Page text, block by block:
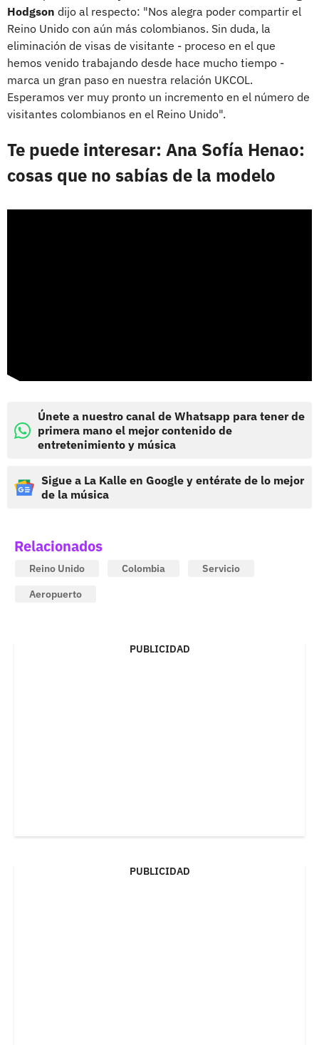
Hodgson dijo al respecto: "Nos alegra poder compartir el
Reino Unido con aún más colombianos. Sin duda, la
eliminación de visas de visitante - proceso en el que
hemos venido trabajando desde hace mucho tiempo -
marca un gran paso en nuestra relación UKCOL.
Esperamos ver muy pronto un incremento en el número de
visitantes colombianos en el Reino Unido".
Te puede interesar: Ana Sofía Henao:
cosas que no sabías de la modelo
Únete a nuestro canal de Whatsapp para tener de
primera mano el mejor contenido de
entretenimiento y música
Sigue a La Kalle en Google y entérate de lo mejor
de la música
Relacionados
Reino Unido Colombia
Servicio
Aeropuerto
PUBLICIDAD
PUBLICIDAD